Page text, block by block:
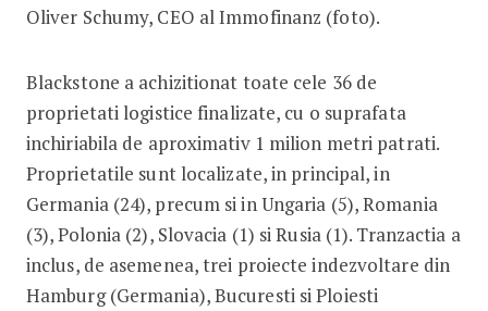
Oliver Schumy, CEO al Immofinanz (foto).
Blackstone a achizitionat toate cele 36 de
proprietati logistice finalizate, cu o suprafata
inchiriabila de aproximativ 1 milion metri patrati.
Proprietatile sunt localizate, in principal, in
Germania (24), precum si in Ungaria (5), Romania
(3), Polonia (2), Slovacia (1) si Rusia (1). Tranzactia a
inclus, de asemenea, trei proiecte indezvoltare din
Hamburg (Germania), Bucuresti si Ploiesti